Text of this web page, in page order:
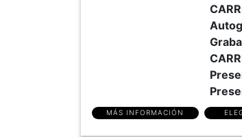
MÁS INFORMACIÓN